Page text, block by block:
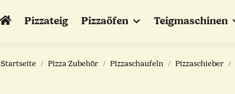
Pizzateig Pizzaöfen Teigmaschinen
Startseite Pizza Zubehör Pizzaschaufeln Pizzaschieber